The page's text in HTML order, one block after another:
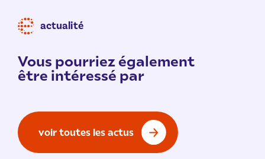
actualité
Vous pourriez également
être intéressé par
voir toutes les actus